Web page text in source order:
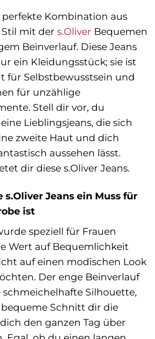
Kombination aus
mit der s.Oliver Bequemen
Beinverlauf. Diese Jeans
ein Kleidungsstück; sie ist
für Selbstbewusstsein und
für unzählige
Stell dir vor, du
Lieblingsjeans, die sich
zweite Haut und dich
aussehen lässt.
dir diese s.Oliver Jeans.
s.Oliver Jeans ein Muss für
ist
speziell für Frauen
Wert auf Bequemlichkeit
auf einen modischen Look
Der enge Beinverlauf
Silhouette,
Schnitt dir die
den ganzen Tag über